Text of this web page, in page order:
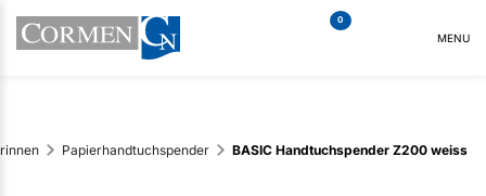
0
MENU
Papierhandtuchspender BASIC Handtuchspender Z200 weiss